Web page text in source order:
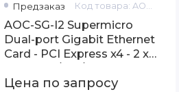
Предзаказ Код товара: AOC-SG-I2
AOC-SG-I2 Supermicro
Dual-port Gigabit Ethernet
Card - PCI Express x4 - 2 x
Цена по запросу